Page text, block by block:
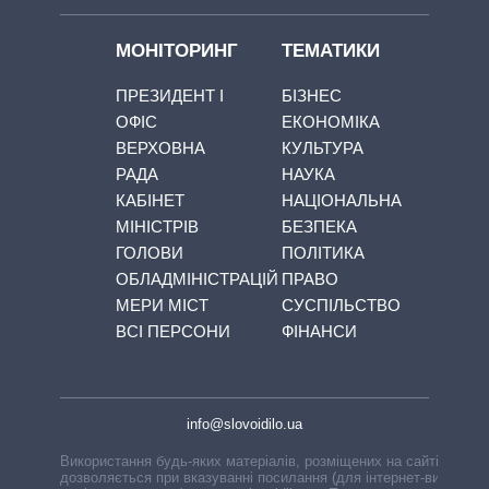
МОНІТОРИНГ
ПРЕЗИДЕНТ І
ОФІС
ВЕРХОВНА
РАДА
КАБІНЕТ
МІНІСТРІВ
ГОЛОВИ
ОБЛАДМІНІСТРАЦІЙ
МЕРИ МІСТ
ВСІ ПЕРСОНИ
ТЕМАТИКИ
БІЗНЕС
ЕКОНОМІКА
КУЛЬТУРА
НАУКА
НАЦІОНАЛЬНА
БЕЗПЕКА
ПОЛІТИКА
ПРАВО
СУСПІЛЬСТВО
ФІНАНСИ
info@slovoidilo.ua
Використання будь-яких матеріалів, розміщених на сайті,
дозволяється при вказуванні посилання (для інтернет-видань